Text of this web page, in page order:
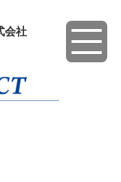
会社
toggle